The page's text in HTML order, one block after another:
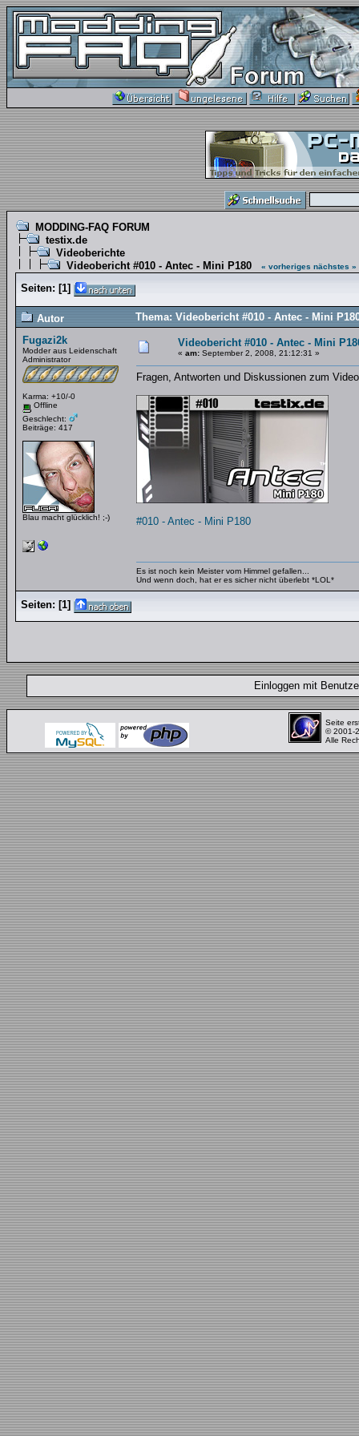
MODDING-FAQ FORUM
testix.de
Videoberichte
Videobericht #010 - Antec - Mini P180
« vorheriges nächstes »
Seiten: [1]
Autor
Thema: Videobericht #010 - Antec - Mini
Fugazi2k
Modder aus Leidenschaft
Administrator
Karma: +10/-0
Offline
Geschlecht:
Beiträge: 417
Blau macht glücklich! ;-)
Videobericht #010 - Antec - Mini
« am: September 2, 2008, 21:12:31 »
Fragen, Antworten und Diskussionen zum
#010 - Antec - Mini P180
Es ist noch kein Meister vom Himmel gefallen...
Und wenn doch, hat er es sicher nicht überlebt *LOL*
Seiten: [1]
Einloggen mit
Seite
© 2001-
Alle